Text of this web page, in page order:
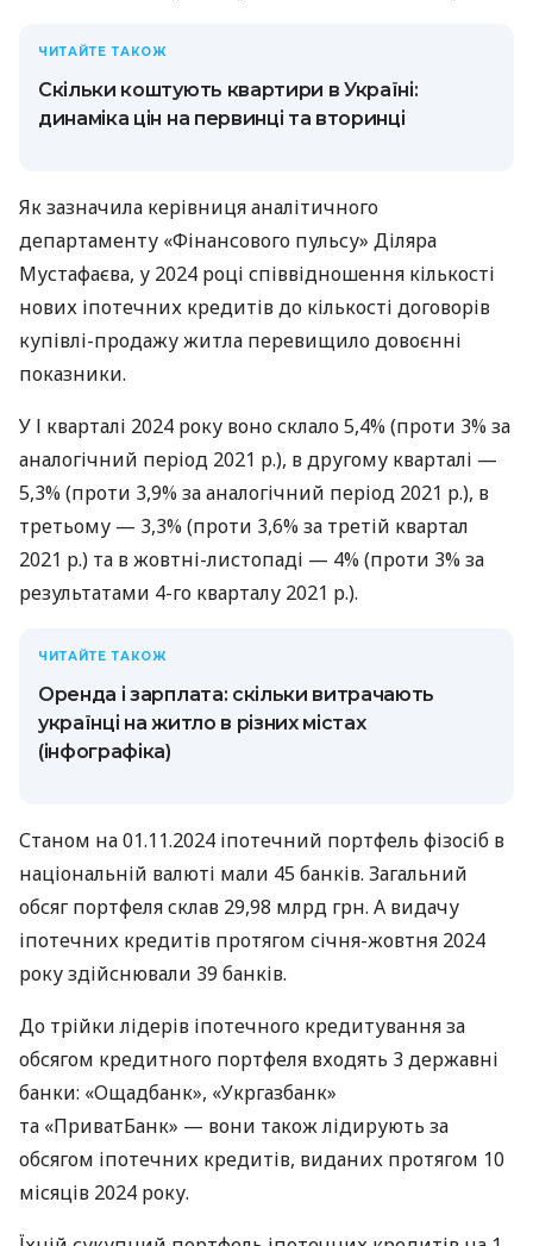
ЧИТАЙТЕ ТАКОЖ
Скільки коштують квартири в Україні:
динаміка цін на первинці та вторинці
Як зазначила керівниця аналітичного
департаменту «Фінансового пульсу» Діляра
Мустафаєва, у 2024 році співвідношення кількості
нових іпотечних кредитів до кількості договорів
купівлі-продажу житла перевищило довоєнні
показники.
У І кварталі 2024 року воно склало 5,4% (проти 3% за
аналогічний період 2021 р.), в другому кварталі —
5,3% (проти 3,9% за аналогічний період 2021 р.), в
третьому — 3,3% (проти 3,6% за третій квартал
2021 р.) та в жовтні-листопаді — 4% (проти 3% за
результатами 4-го кварталу 2021 р.).
ЧИТАЙТЕ ТАКОЖ
Оренда і зарплата: скільки витрачають
українці на житло в різних містах
(інфографіка)
Станом на 01.11.2024 іпотечний портфель фізосіб в
національній валюті мали 45 банків. Загальний
обсяг портфеля склав 29,98 млрд грн. А видачу
іпотечних кредитів протягом січня-жовтня 2024
року здійснювали 39 банків.
До трійки лідерів іпотечного кредитування за
обсягом кредитного портфеля входять 3 державні
банки: «Ощадбанк», «Укргазбанк»
та «ПриватБанк» — вони також лідирують за
обсягом іпотечних кредитів, виданих протягом 10
місяців 2024 року.